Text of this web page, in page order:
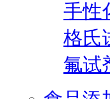
手性
格氏
氟试